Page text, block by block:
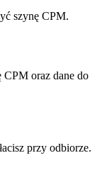
szynę CPM.
CPM oraz dane do
przy odbiorze.